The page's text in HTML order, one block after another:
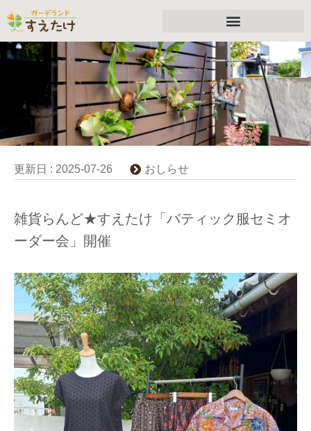
更新日 : 2025-07-26 おしらせ
雑貨らんど★すえたけ「バティック服セミオ
ーダー会」開催